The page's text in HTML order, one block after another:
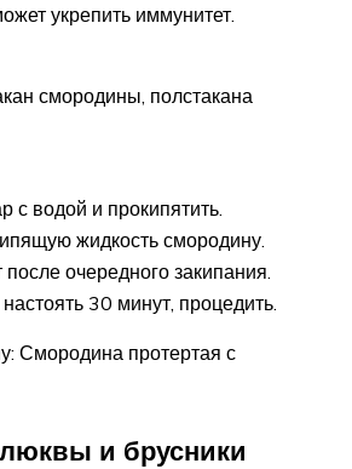
укрепить иммунитет.
смородины, полстакана
с водой и прокипятить.
жидкость смородину.
очередного закипания.
30 минут, процедить.
Смородина протертая с
и брусники